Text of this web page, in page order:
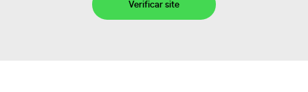
Verificar site